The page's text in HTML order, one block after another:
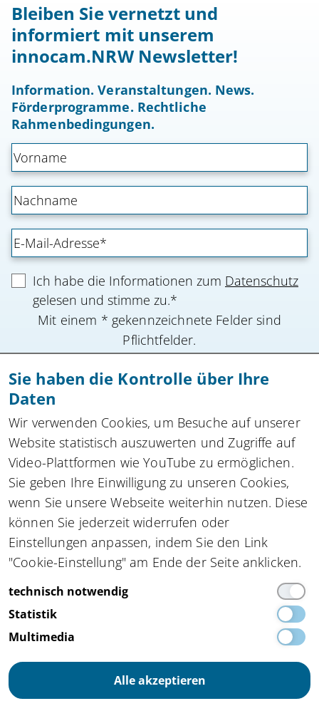
Bleiben Sie vernetzt und
informiert mit unserem
innocam.NRW Newsletter!
Information. Veranstaltungen. News.
Förderprogramme. Rechtliche
Rahmenbedingungen.
Ich habe die Informationen zum Datenschutz
gelesen und stimme zu.*
Mit einem * gekennzeichnete Felder sind
Pflichtfelder.
Anmeldung absenden
Zu allen Newslettern
Kompetenznetzwerk automatisierte und
vernetzte Mobilitätinnocam.NRW
Steinbachstraße 7, 52074 Aachen
Tel.+49 162 4861673,info(at)innocam.nrw
Gefördert vom:
Impressum
Sie haben die Kontrolle über Ihre
Daten
Wir verwenden Cookies, um Besuche auf unserer
Website statistisch auszuwerten und Zugriffe auf
Video-Plattformen wie YouTube zu ermöglichen.
Sie geben Ihre Einwilligung zu unseren Cookies,
wenn Sie unsere Webseite weiterhin nutzen. Diese
können Sie jederzeit widerrufen oder
Einstellungen anpassen, indem Sie den Link
"Cookie-Einstellung" am Ende der Seite anklicken.
technisch notwendig
Statistik
Multimedia
Alle akzeptieren